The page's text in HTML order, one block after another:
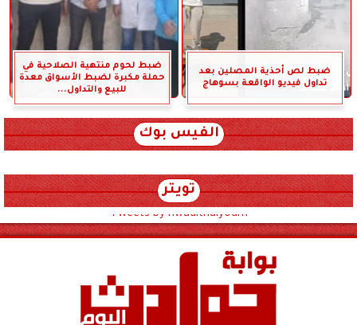
ضبط لص أحذية المصلين بعد
تداول فيديو الواقعة بسوهاج
ضبط لحوم منتهية الصلاحية في
حملة مكبرة لضبط الأسواق معدة
للبيع والتداول...
الفيس بوك
تويتر
Tweets by hwadithalyoum